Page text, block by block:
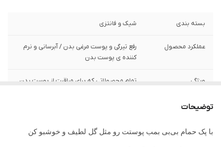
بسته بندی شیک و فانتزی
عملکرد محصول
رفع تیرگی و پوست مرغی بدن / آبرسانی و نرم
کننده ی پوست بدن
ویژگی
تمام محصولاتی که برای مراقبت از پوست بدن
توضیحات
با پک حمام بی‌بی بمب پوستت رو مثل گل لطیف و خوشبو کن